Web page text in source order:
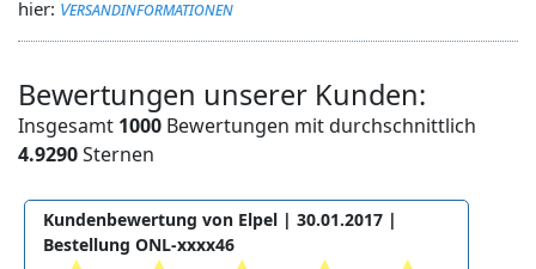
hier: Versandinformationen
Bewertungen unserer Kunden:
Insgesamt 1000 Bewertungen mit durchschnittlich
4.9290Sternen
Kundenbewertung von Elpel | 30.01.2017 |
Bestellung ONL-xxxx46